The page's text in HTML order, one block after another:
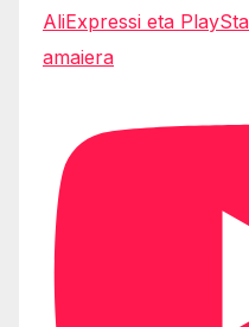
AliExpressi eta
amaiera